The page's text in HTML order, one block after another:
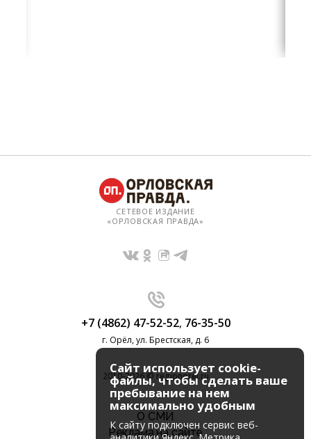
СЕТЕВОЕ ИЗДАНИЕ
«ОРЛОВСКАЯ ПРАВДА»
+7 (4862) 47-52-52, 76-35-50
г. Орёл, ул. Брестская, д. 6
2010-2026 © regionorel.ru
О СМИ
Реклама на сайте
Сайт использует cookie-
файлы, чтобы сделать ваше
пребывание на нем
максимально удобным
К cайту подключен сервис веб-